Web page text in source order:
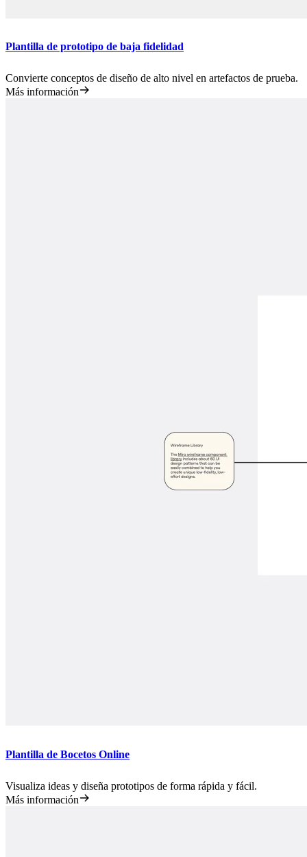
Plantilla de prototipo de baja fidelidad
Convierte conceptos de diseño de alto nivel en artefactos de prueba.
Más información
Plantilla de Bocetos Online
Visualiza ideas y diseña prototipos de forma rápida y fácil.
Más información